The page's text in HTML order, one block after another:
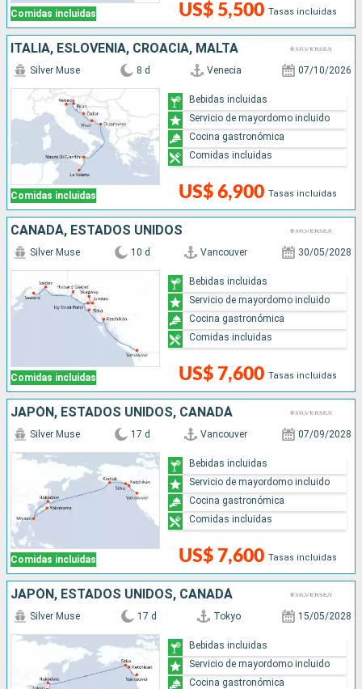
Comidas incluidas US$ 5,500 Tasas incluidas
ITALIA, ESLOVENIA, CROACIA, MALTA
Comidas incluidas
Silver Muse 8 d Venecia 07/10/2026
US$ 6,900 Tasas incluidas
Bebidas incluidas
Servicio de mayordomo incluido
Cocina gastronómica
Comidas incluidas
CANADÁ, ESTADOS UNIDOS
Comidas incluidas
Silver Muse 10 d Vancouver 30/05/2028
US$ 7,600 Tasas incluidas
Bebidas incluidas
Servicio de mayordomo incluido
Cocina gastronómica
Comidas incluidas
JAPÓN, ESTADOS UNIDOS, CANADÁ
Comidas incluidas
Silver Muse 17 d Vancouver 07/09/2028
US$ 7,600 Tasas incluidas
Bebidas incluidas
Servicio de mayordomo incluido
Cocina gastronómica
Comidas incluidas
JAPÓN, ESTADOS UNIDOS, CANADÁ
Silver Muse 17 d Tokyo 15/05/2028
Bebidas incluidas
Servicio de mayordomo incluido
Cocina gastronómica